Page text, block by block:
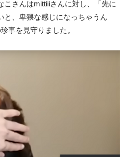
さんはmittiiiさんに対し、「先に
と、卑猥な感じになっちゃうん
事を見守りました。